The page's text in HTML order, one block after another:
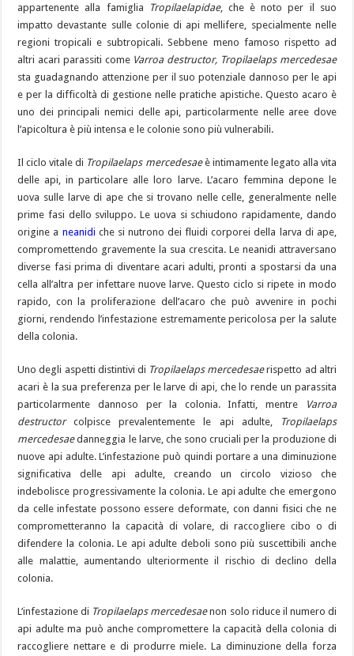
appartenente alla famiglia
Tropilaelapidae, che è noto per il suo
impatto devastante sulle colonie di api mellifere, specialmente nelle
regioni tropicali e subtropicali. Sebbene meno famoso rispetto ad
altri acari parassiti come Varroa destructor, Tropilaelaps mercedesae
sta guadagnando attenzione per il suo potenziale dannoso per le api
e per la difficoltà di gestione nelle pratiche apistiche. Questo acaro è
uno dei principali nemici delle api, particolarmente nelle aree dove
l’apicoltura è più intensa e le colonie sono più vulnerabili.
Il ciclo vitale di Tropilaelaps mercedesaeè intimamente legato alla vita
delle api, in particolare alle loro larve. L’acaro femmina depone le
uova sulle larve di ape che si trovano nelle celle, generalmente nelle
prime fasi dello sviluppo. Le uova si schiudono rapidamente, dando
origine a neanidi che si nutrono dei fluidi corporei della larva di ape,
compromettendo gravemente la sua crescita. Le neanidi attraversano
diverse fasi prima di diventare acari adulti, pronti a spostarsi da una
cella all’altra per infettare nuove larve. Questo ciclo si ripete in modo
rapido, con la proliferazione dell’acaro che può avvenire in pochi
giorni, rendendo l’infestazione estremamente pericolosa per la salute
della colonia.
Uno degli aspetti distintivi di Tropilaelaps mercedesaerispetto ad altri
acari è la sua preferenza per le larve di api, che lo rende un parassita
particolarmente dannoso per la colonia. Infatti, mentre
Varroa
destructorcolpisce prevalentemente le api adulte,
Tropilaelaps
mercedesaedanneggia le larve, che sono cruciali per la produzione di
nuove api adulte. L’infestazione può quindi portare a una diminuzione
significativa delle api adulte, creando un circolo vizioso che
indebolisce progressivamente la colonia. Le api adulte che emergono
da celle infestate possono essere deformate, con danni fisici che ne
comprometteranno la capacità di volare, di raccogliere cibo o di
difendere la colonia. Le api adulte deboli sono più suscettibili anche
alle malattie, aumentando ulteriormente il rischio di declino della
colonia.
L’infestazione di Tropilaelaps mercedesaenon solo riduce il numero di
api adulte ma può anche compromettere la capacità della colonia di
raccogliere nettare e di produrre miele. La diminuzione della forza